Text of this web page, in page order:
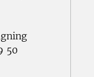
50